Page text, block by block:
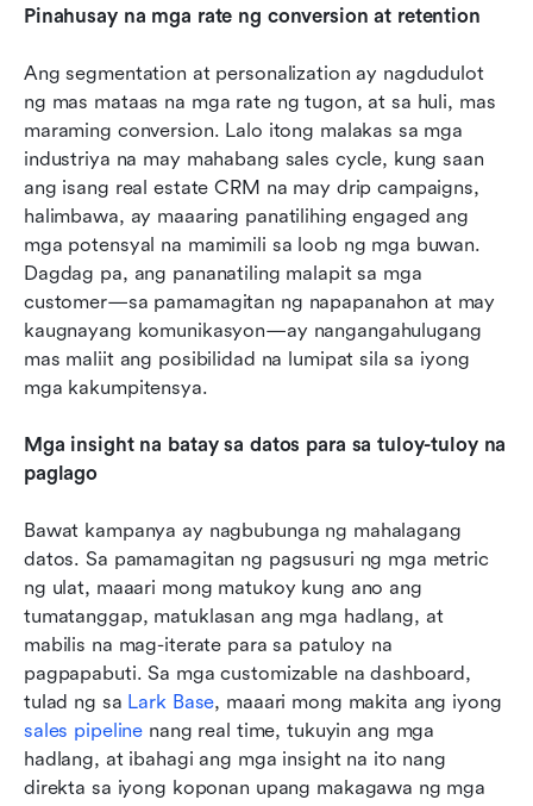
Pinahusay na mga rate ng conversion at retention
Ang segmentation at personalization ay nagdudulot
ng mas mataas na mga rate ng tugon, at sa huli, mas
maraming conversion. Lalo itong malakas sa mga
industriya na may mahabang sales cycle, kung saan
ang isang real estate CRM na may drip campaigns,
halimbawa, ay maaaring panatilihing engaged ang
mga potensyal na mamimili sa loob ng mga buwan.
Dagdag pa, ang pananatiling malapit sa mga
customer—sa pamamagitan ng napapanahon at may
kaugnayang komunikasyon—ay nangangahulugang
mas maliit ang posibilidad na lumipat sila sa iyong
mga kakumpitensya.
Mga insight na batay sa datos para sa tuloy-tuloy na
paglago
Bawat kampanya ay nagbubunga ng mahalagang
datos. Sa pamamagitan ng pagsusuri ng mga metric
ng ulat, maaari mong matukoy kung ano ang
tumatanggap, matuklasan ang mga hadlang, at
mabilis na mag-iterate para sa patuloy na
pagpapabuti. Sa mga customizable na dashboard,
tulad ng sa Lark Base
sales pipeline nang real time, tukuyin ang mga
hadlang, at ibahagi ang mga insight na ito nang
direkta sa iyong koponan upang makagawa ng mga